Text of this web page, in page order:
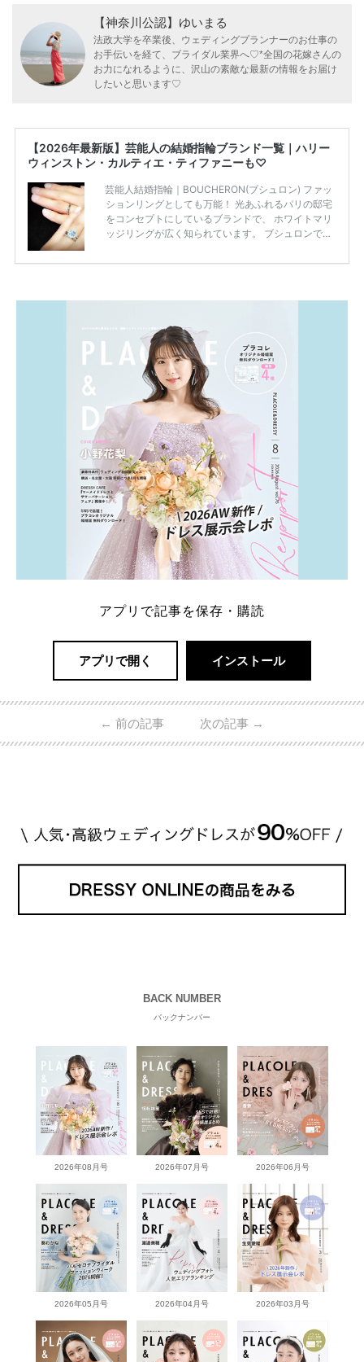
【神奈川公認】ゆいまる
法政大学を卒業後、ウェディングプランナーのお仕事の
お手伝いを経て、ブライダル業界へ♡*全国の花嫁さんの
お力になれるように、沢山の素敵な最新の情報をお届け
したいと思います♡
【2026年最新版】芸能人の結婚指輪ブランド一覧｜ハリー
ウィンストン・カルティエ・ティファニーも♡
芸能人結婚指輪｜BOUCHERON(ブシュロン) ファッ
ションリングとしても万能！ 光あふれるパリの邸宅
をコンセプトにしているブランドで、 ホワイトマリ
ッジリングが広く知られています。 ブシュロンで特
ング」は、 小栗さんと山田さんが結婚指輪に選ばれ
eck！ 婚約指輪にTiffanyを着用された 小栗旬さんと
山田優さん。 結婚指輪は、ブシュロン（ […]
読む
アプリで記事を保存・購読
アプリで開く インストール
← 前の記事 次の記事 →
BACK NUMBER
バックナンバー
2026年08月号 2026年07月号 2026年06月号
2026年05月号 2026年04月号 2026年03月号